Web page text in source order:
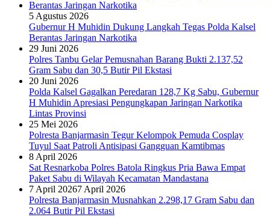
5 Agustus 2026
Gubernur H Muhidin Dukung Langkah Tegas Polda Kalsel
Berantas Jaringan Narkotika
29 Juni 2026
Polres Tanbu Gelar Pemusnahan Barang Bukti 2.137,52
Gram Sabu dan 30,5 Butir Pil Ekstasi
20 Juni 2026
Polda Kalsel Gagalkan Peredaran 128,7 Kg Sabu, Gubernur
H Muhidin Apresiasi Pengungkapan Jaringan Narkotika
Lintas Provinsi
25 Mei 2026
Polresta Banjarmasin Tegur Kelompok Pemuda Cosplay
Tuyul Saat Patroli Antisipasi Gangguan Kamtibmas
8 April 2026
Sat Resnarkoba Polres Batola Ringkus Pria Bawa Empat
Paket Sabu di Wilayah Kecamatan Mandastana
7 April 20267 April 2026
Polresta Banjarmasin Musnahkan 2.298,17 Gram Sabu dan
2.064 Butir Pil Ekstasi